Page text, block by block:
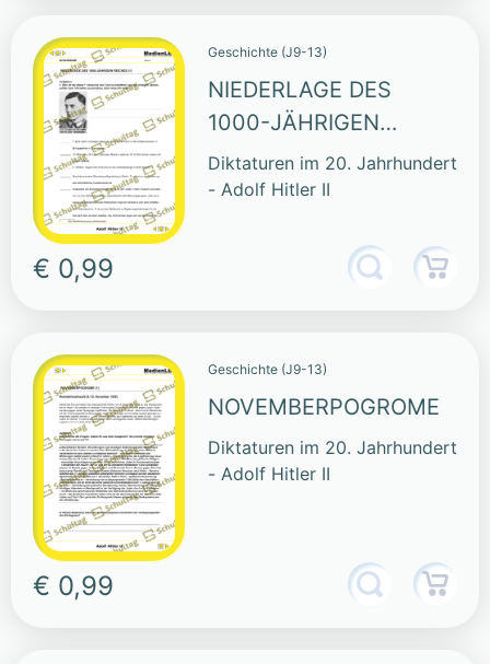
Geschichte (J9-13)
NIEDERLAGE DES
1000-JÄHRIGEN
REICHES
Diktaturen im 20. Jahrhundert
- Adolf Hitler II
€ 0,99
Geschichte (J9-13)
NOVEMBERPOGROME
Diktaturen im 20. Jahrhundert
- Adolf Hitler II
€ 0,99